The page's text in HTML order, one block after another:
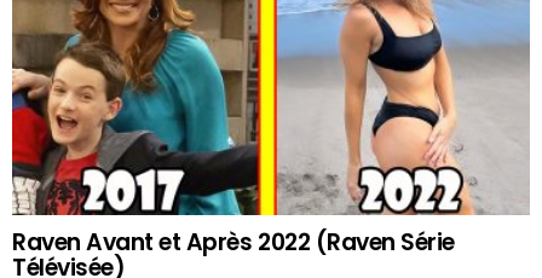
Raven Avant et Après 2022 (Raven Série
Télévisée)